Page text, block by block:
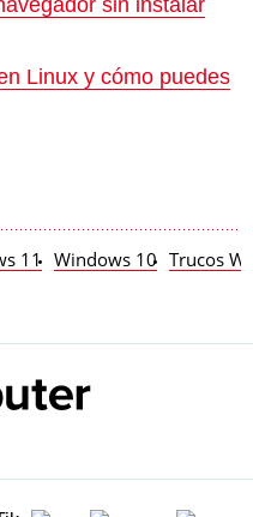
sin instalar
Linux y cómo puedes
11 Windows 10 Trucos